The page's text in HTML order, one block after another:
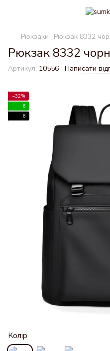
Рюкзаки Рюкзак 8332
Рюкзак 8332
Артикул: 10556 Написати
−32%
6
6
Колір